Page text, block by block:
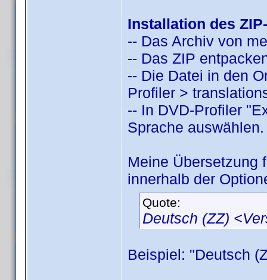
Installation des
-- Das Archiv von
-- Das ZIP
-- Die Datei in den
Profiler >
-- In DVD-Profiler
Sprache auswählen.
Meine Übersetzung
innerhalb der
Quote:
Deutsch (ZZ)
Beispiel: "Deutsch